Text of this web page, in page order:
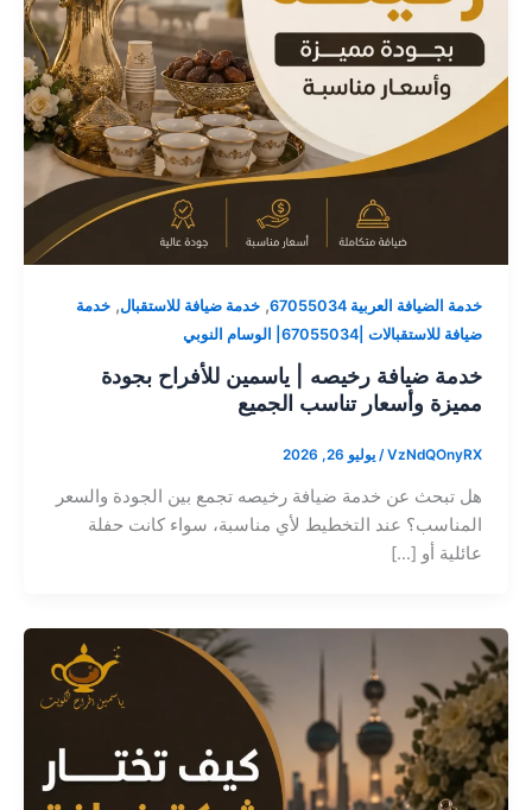
خدمة الضيافة العربية 67055034 , خدمة ضيافة للاستقبال, خدمة
ضيافة للاستقبالات |67055034| الوسام النوبي
خدمة ضيافة رخيصه | ياسمين للأفراح بجودة
مميزة وأسعار تناسب الجميع
VzNdQOnyRX
/ يوليو 26, 2026
هل تبحث عن خدمة ضيافة رخيصه تجمع بين الجودة والسعر
المناسب؟ عند التخطيط لأي مناسبة، سواء كانت حفلة
عائلية أو […]